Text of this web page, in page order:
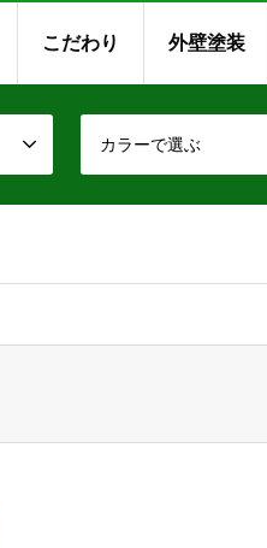
こだわり 外壁塗装
カラーで選ぶ